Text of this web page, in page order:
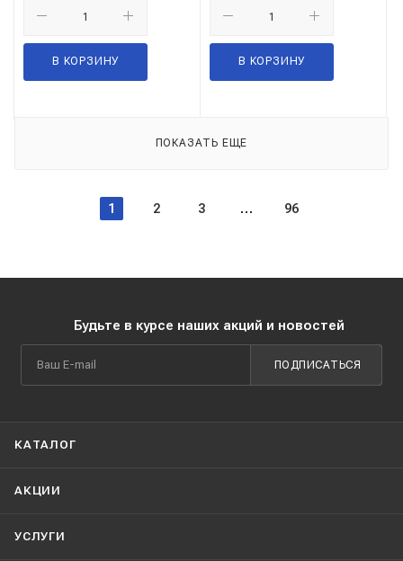
В КОРЗИНУ В КОРЗИНУ
ПОКАЗАТЬ ЕЩЕ
1 2 3 96
Будьте в курсе наших акций и новостей
ПОДПИСАТЬСЯ
КАТАЛОГ
АКЦИИ
УСЛУГИ